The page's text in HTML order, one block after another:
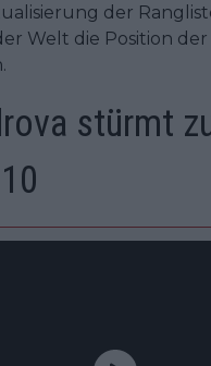
der
Welt die Position
stürmt